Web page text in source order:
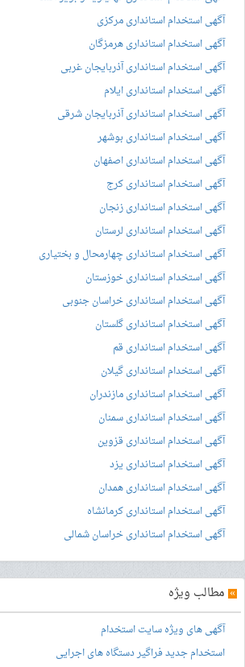
آگهی استخدام استانداری مرکزی
آگهی استخدام استانداری هرمزگان
آگهی استخدام استانداری آذربایجان غربی
آگهی استخدام استانداری ایلام
آگهی استخدام استانداری آذربایجان شرقی
آگهی استخدام استانداری بوشهر
آگهی استخدام استانداری اصفهان
آگهی استخدام استانداری کرج
آگهی استخدام استانداری زنجان
آگهی استخدام استانداری لرستان
آگهی استخدام استانداری چهارمحال و بختیاری
آگهی استخدام استانداری خوزستان
آگهی استخدام استانداری خراسان جنوبی
آگهی استخدام استانداری گلستان
آگهی استخدام استانداری قم
آگهی استخدام استانداری گیلان
آگهی استخدام استانداری مازندران
آگهی استخدام استانداری سمنان
آگهی استخدام استانداری قزوین
آگهی استخدام استانداری یزد
آگهی استخدام استانداری همدان
آگهی استخدام استانداری کرمانشاه
آگهی استخدام استانداری خراسان شمالی
» مطالب ویژه
آگهی های ویژه سایت استخدام
استخدام جدید فراگیر دستگاه های اجرایی